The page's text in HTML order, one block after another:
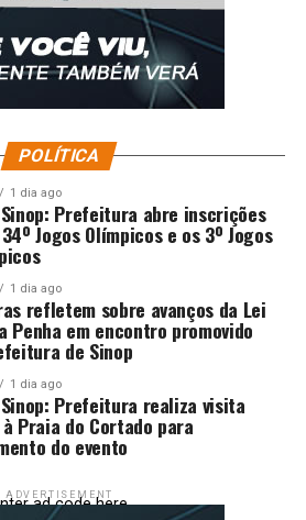
POLÍTICA
1 dia ago
Prefeitura abre inscrições
Jogos Olímpicos e os 3º Jogos
1 dia ago
refletem sobre avanços da Lei
Penha em encontro promovido
de Sinop
1 dia ago
Prefeitura realiza visita
Praia do Cortado para
do evento
ADVERTISEMENT
ad code here